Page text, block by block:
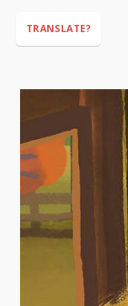
TRANSLATE?